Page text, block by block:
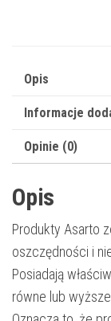
9000
black
Opis
Informacje
Opinie (0)
Opis
Produkty Asarto
oszczędności i
Posiadają
równe lub